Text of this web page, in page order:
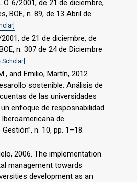
6/2001, de 21 de diciembre,
BOE, n. 89, de 13 Abril de
de 21 de diciembre, de
n. 307 de 24 de Diciembre
Scholar]
and Emilio, Martín, 2012.
sostenible: Análisis de
de las universidades
enfoque de resposnabilidad
de
n. 10, pp. 1–18.
2006. The implementation
management towards
development as an